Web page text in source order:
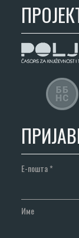
Е-пошта*
Име